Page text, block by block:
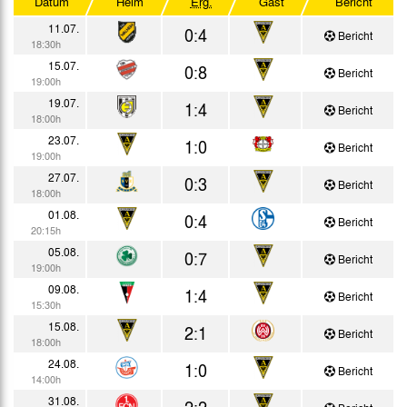
Testspiele
11.07.
18:30h 0:4
Bericht
15.07.
19:00h 0:8
Bericht
19.07.
18:00h 1:4
Bericht
23.07.
19:00h 1:0
Bericht
27.07.
18:00h 0:3
Bericht
01.08.
20:15h 0:4
Bericht
05.08.
19:00h 0:7
Bericht
09.08.
15:30h 1:4
Bericht
15.08.
18:00h 2:1
Bericht
24.08.
14:00h 1:0
Bericht
31.08.